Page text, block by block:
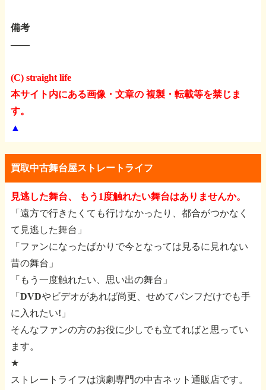
備考
――
(C) straight life
本サイト内にある画像・文章の 複製・転載等を禁じま
す。
▲
買取中古舞台屋ストレートライフ
見逃した舞台、 もう1度触れたい舞台はありませんか。
「遠方で行きたくても行けなかったり、都合がつかなく
て見逃した舞台」
「ファンになったばかりで今となっては見るに見れない
昔の舞台」
「もう一度触れたい、思い出の舞台」
「DVDやビデオがあれば尚更、せめてパンフだけでも手
に入れたい!」
そんなファンの方のお役に少しでも立てればと思ってい
ます。
★
ストレートライフは演劇専門の中古ネット通販店です。